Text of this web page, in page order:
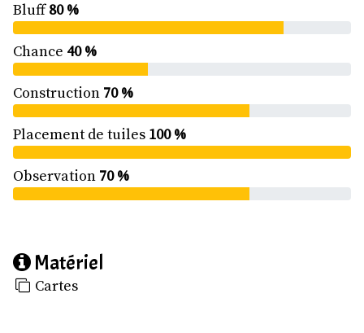
Bluff80 %
Chance 40 %
Construction 70 %
Placement de tuiles 100 %
Observation 70 %
Matériel
Cartes